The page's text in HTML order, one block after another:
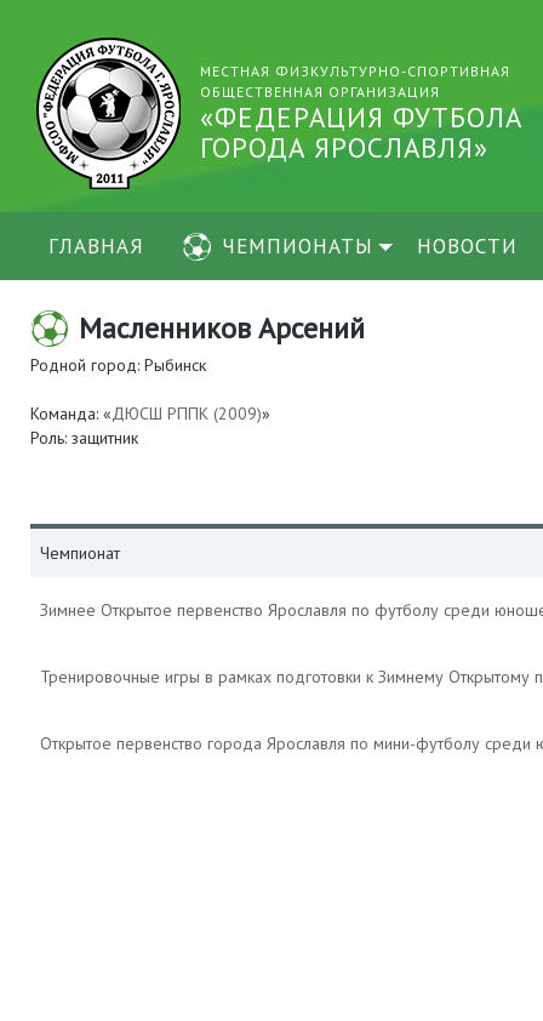
МЕСТНАЯ ФИЗКУЛЬТУРНО-СПОРТИВНАЯ
ОБЩЕСТВЕННАЯ ОРГАНИЗАЦИЯ
«ФЕДЕРАЦИЯ ФУТБОЛА
ГОРОДА ЯРОСЛАВЛЯ»
ГЛАВНАЯ ЧЕМПИОНАТЫ НОВОСТИ
Масленников Арсений
Родной город: Рыбинск
Команда: «ДЮСШ РППК (2009)»
Роль: защитник
Чемпионат
Зимнее Открытое первенство Ярославля по футболу среди
Тренировочные игры в рамках подготовки к Зимнему
Открытое первенство города Ярославля по мини-футболу